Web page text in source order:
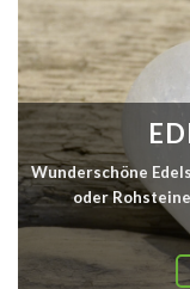
Wunderschöne
oder